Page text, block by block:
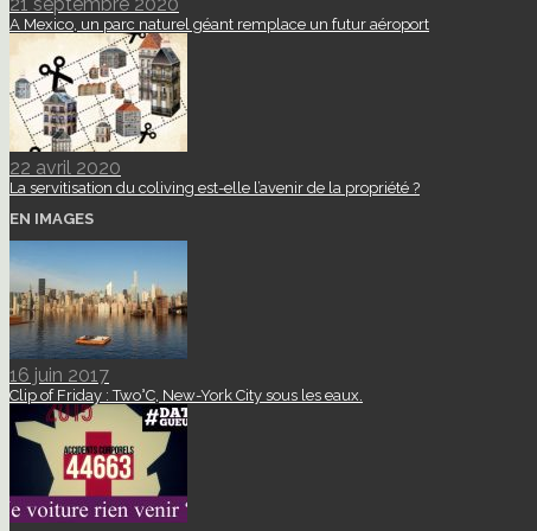
A Mexico, un parc naturel géant remplace un futur aéroport
22 avril 2020
La servitisation du coliving est-elle l’avenir de la propriété ?
EN IMAGES
16 juin 2017
Clip of Friday : Two°C, New-York City sous les eaux.